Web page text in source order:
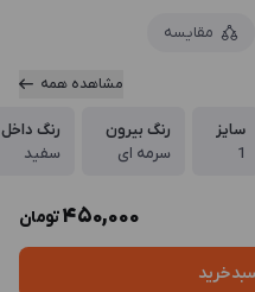
مقایسه
مشاهده همه
سایز
1
رنگ بیرون
سرمه ای
رنگ داخل
سفید
450,000تومان